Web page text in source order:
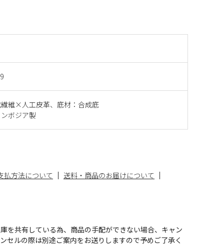
維×人工皮革、底材：合成底
ボジア製
払方法について 送料・商品のお届けについて
を共有している為、商品の手配ができない場合、キャン
セルの際は別途ご案内をお送りしますので予めご了承く